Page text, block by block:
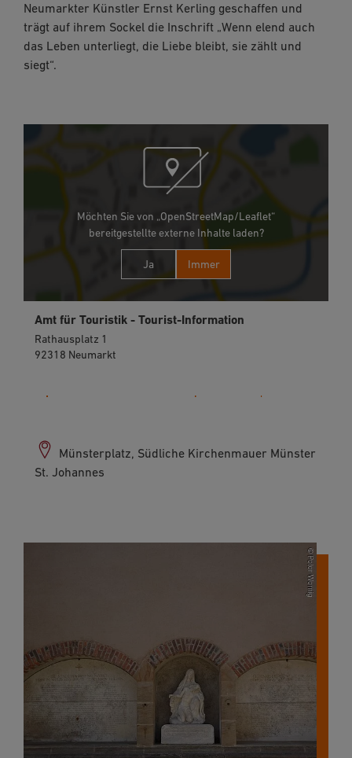
Neumarkter Künstler Ernst Kerling geschaffen und
trägt auf ihrem Sockel die Inschrift „Wenn elend auch
das Leben unterliegt, die Liebe bleibt, sie zählt und
siegt“.
Möchten Sie von „OpenStreetMap/Leaflet“
bereitgestellte externe Inhalte laden?
Ja Immer
Amt für Touristik - Tourist-Information
Rathausplatz 1
92318 Neumarkt
Münsterplatz, Südliche Kirchenmauer Münster
St. Johannes